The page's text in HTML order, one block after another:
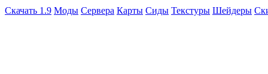
Скачать 1.9 Моды Сервера Карты Сиды Текстуры Шейдеры